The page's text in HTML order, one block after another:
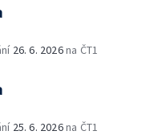
26. 6. 2026na ČT1
25. 6. 2026na ČT1